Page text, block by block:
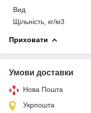
Вид
Щільність, кг/м3
Приховати
Умови доставки
Нова Пошта
Укрпошта